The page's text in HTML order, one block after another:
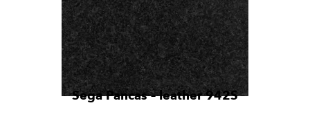
Sega Pancas – leather 942S